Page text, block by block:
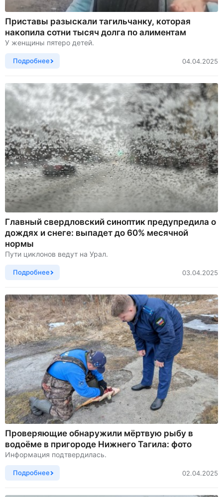
Приставы разыскали тагильчанку, которая
накопила сотни тысяч долга по алиментам
У женщины пятеро детей.
Подробнее 04.04.2025
Главный свердловский синоптик предупредила о
дождях и снеге: выпадет до 60% месячной
нормы
Пути циклонов ведут на Урал.
Подробнее 03.04.2025
Проверяющие обнаружили мёртвую рыбу в
водоёме в пригороде Нижнего Тагила: фото
Информация подтвердилась.
Подробнее 02.04.2025